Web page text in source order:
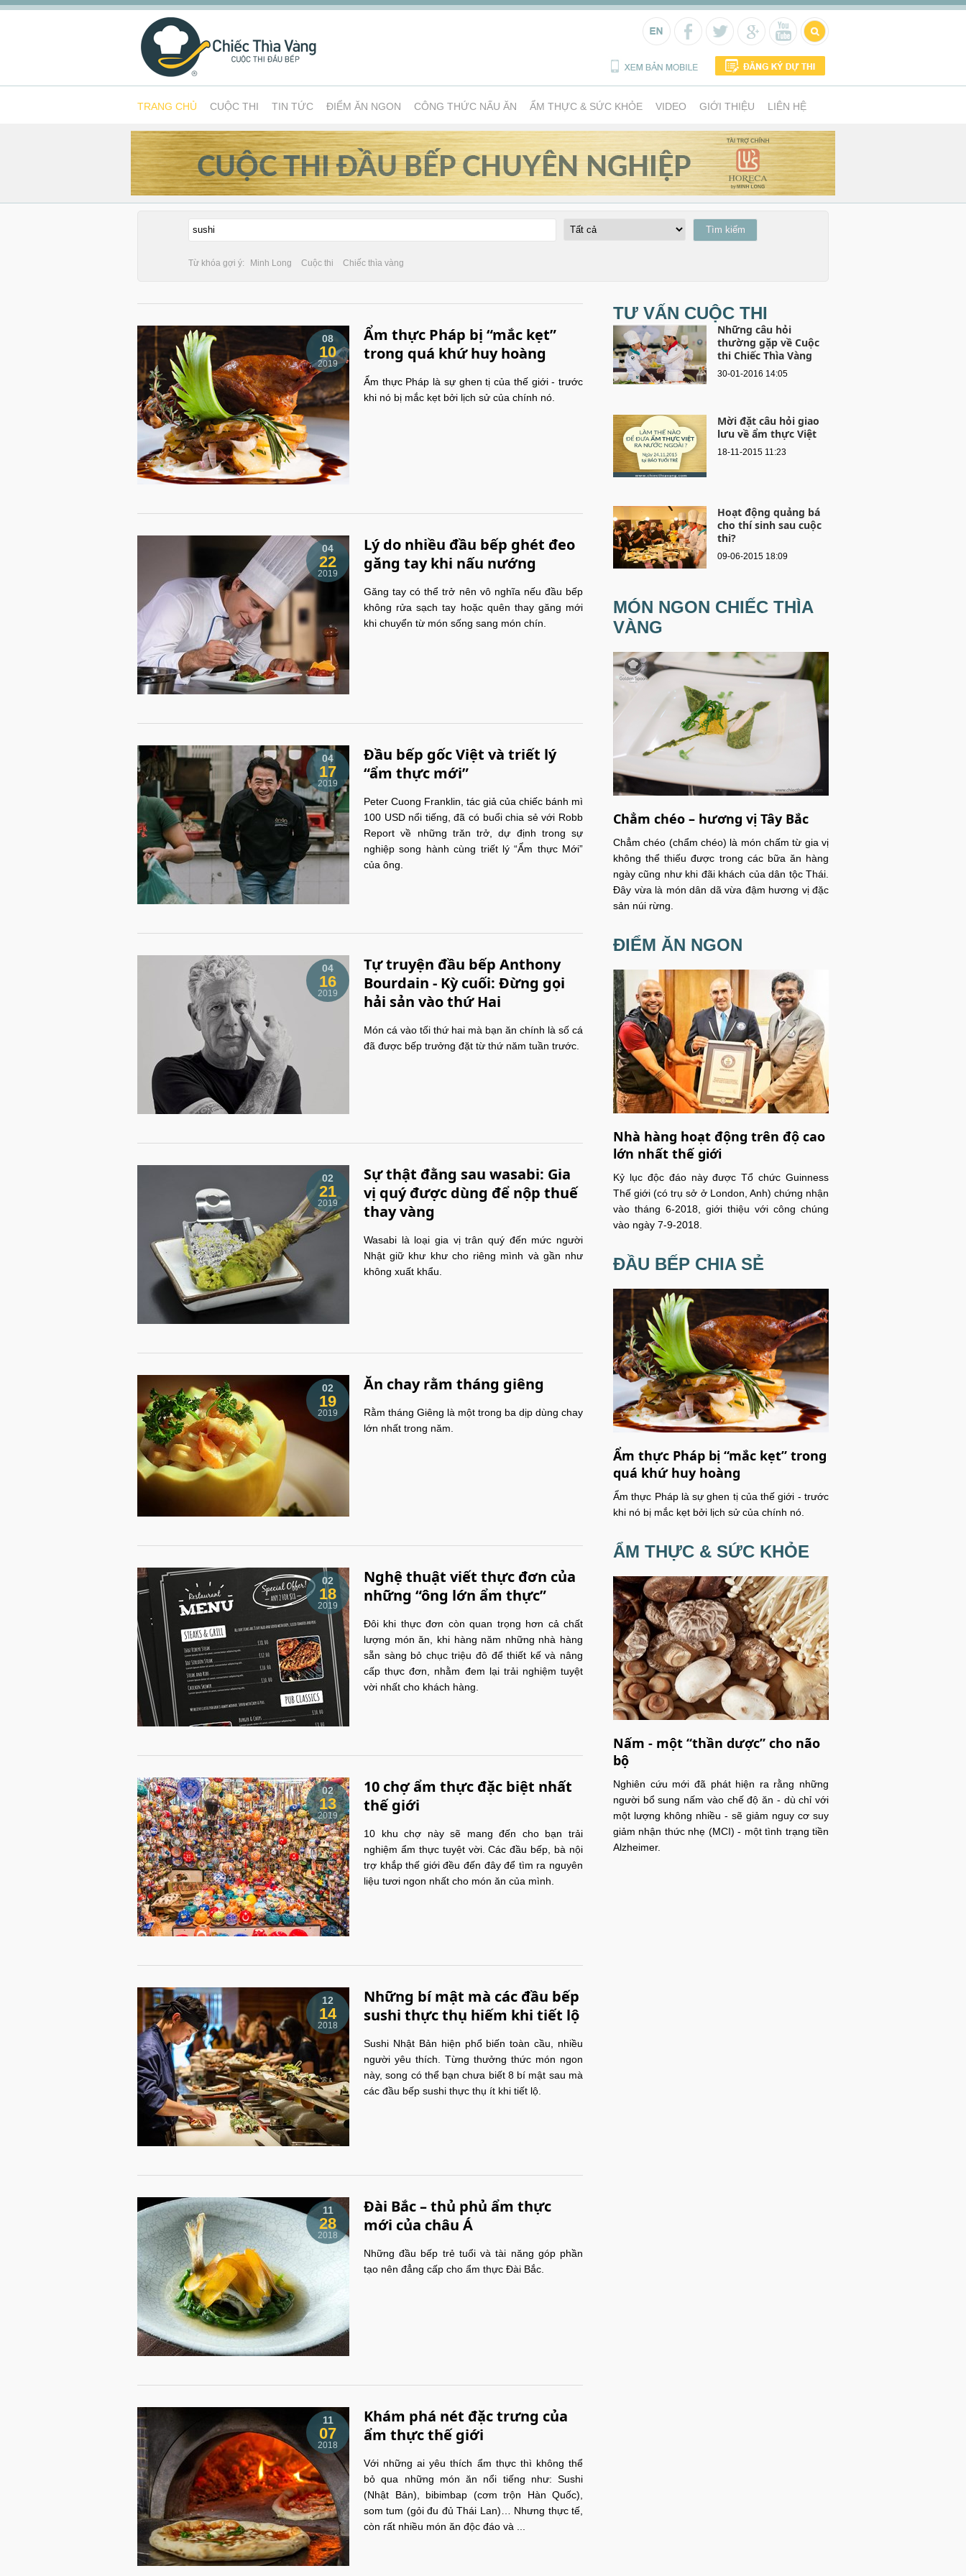
TRANG CHỦ CUỘC THI TIN TỨC ĐIỂM ĂN NGON CÔNG THỨC NẤU ĂN ẨM THỰC & SỨC KHỎE VIDEO GIỚI THIỆU LIÊN HỆ
Từ khóa gợi ý: Minh Long Cuộc thi Chiếc thìa vàng
08
10
2019
Ẩm thực Pháp bị “mắc kẹt”
trong quá khứ huy hoàng
Ẩm thực Pháp là sự ghen tị của thế giới - trước
khi nó bị mắc kẹt bởi lịch sử của chính nó.
04
22
2019
Lý do nhiều đầu bếp ghét đeo
găng tay khi nấu nướng
Găng tay có thể trở nên vô nghĩa nếu đầu bếp
không rửa sạch tay hoặc quên thay găng mới
khi chuyển từ món sống sang món chín.
04
17
2019
Đầu bếp gốc Việt và triết lý
“ẩm thực mới”
Peter Cuong Franklin, tác giả của chiếc bánh mì
100 USD nổi tiếng, đã có buổi chia sẻ với Robb
Report về những trăn trở, dự định trong sự
nghiệp song hành cùng triết lý “Ẩm thực Mới”
của ông.
04
16
2019
Tự truyện đầu bếp Anthony
Bourdain - Kỳ cuối: Đừng gọi
hải sản vào thứ Hai
Món cá vào tối thứ hai mà bạn ăn chính là số cá
đã được bếp trưởng đặt từ thứ năm tuần trước.
02
21
2019
Sự thật đằng sau wasabi: Gia
vị quý được dùng để nộp thuế
thay vàng
Wasabi là loại gia vị trân quý đến mức người
Nhật giữ khư khư cho riêng mình và gần như
không xuất khẩu.
02
19
2019
Ăn chay rằm tháng giêng
Rằm tháng Giêng là một trong ba dịp dùng chay
lớn nhất trong năm.
02
18
2019
Nghệ thuật viết thực đơn của
những “ông lớn ẩm thực”
Đôi khi thực đơn còn quan trọng hơn cả chất
lượng món ăn, khi hàng năm những nhà hàng
sẵn sàng bỏ chục triệu đô để thiết kế và nâng
cấp thực đơn, nhằm đem lại trải nghiệm tuyệt
vời nhất cho khách hàng.
02
13
2019
10 chợ ẩm thực đặc biệt nhất
thế giới
10 khu chợ này sẽ mang đến cho bạn trải
nghiệm ẩm thực tuyệt vời. Các đầu bếp, bà nội
trợ khắp thế giới đều đến đây để tìm ra nguyên
liệu tươi ngon nhất cho món ăn của mình.
12
14
2018
Những bí mật mà các đầu bếp
sushi thực thụ hiếm khi tiết lộ
Sushi Nhật Bản hiện phổ biến toàn cầu, nhiều
người yêu thích. Từng thưởng thức món ngon
này, song có thể bạn chưa biết 8 bí mật sau mà
các đầu bếp sushi thực thụ ít khi tiết lộ.
11
28
2018
Đài Bắc – thủ phủ ẩm thực
mới của châu Á
Những đầu bếp trẻ tuổi và tài năng góp phần
tạo nên đẳng cấp cho ẩm thực Đài Bắc.
11
07
2018
Khám phá nét đặc trưng của
ẩm thực thế giới
Với những ai yêu thích ẩm thực thì không thể
bỏ qua những món ăn nổi tiếng như: Sushi
(Nhật Bản), bibimbap (cơm trộn Hàn Quốc),
som tum (gỏi đu đủ Thái Lan)… Nhưng thực tế,
còn rất nhiều món ăn độc đáo và ...
TƯ VẤN CUỘC THI
Những câu hỏi
thường gặp về Cuộc
thi Chiếc Thìa Vàng
30-01-2016 14:05
Mời đặt câu hỏi giao
lưu về ẩm thực Việt
18-11-2015 11:23
Hoạt động quảng bá
cho thí sinh sau cuộc
thi?
09-06-2015 18:09
MÓN NGON CHIẾC THÌA
VÀNG
Chẳm chéo – hương vị Tây Bắc
Chẳm chéo (chẩm chéo) là món chấm từ gia vị
không thể thiếu được trong các bữa ăn hàng
ngày cũng như khi đãi khách của dân tộc Thái.
Đây vừa là món dân dã vừa đậm hương vị đặc
sản núi rừng.
ĐIỂM ĂN NGON
Nhà hàng hoạt động trên độ cao
lớn nhất thế giới
Kỷ lục độc đáo này được Tổ chức Guinness
Thế giới (có trụ sở ở London, Anh) chứng nhận
vào tháng 6-2018, giới thiệu với công chúng
vào ngày 7-9-2018.
ĐẦU BẾP CHIA SẺ
Ẩm thực Pháp bị “mắc kẹt” trong
quá khứ huy hoàng
Ẩm thực Pháp là sự ghen tị của thế giới - trước
khi nó bị mắc kẹt bởi lịch sử của chính nó.
ẨM THỰC & SỨC KHỎE
Nấm - một “thần dược” cho não
bộ
Nghiên cứu mới đã phát hiện ra rằng những
người bổ sung nấm vào chế độ ăn - dù chỉ với
một lượng không nhiều - sẽ giảm nguy cơ suy
giảm nhận thức nhẹ (MCI) - một tình trạng tiền
Alzheimer.